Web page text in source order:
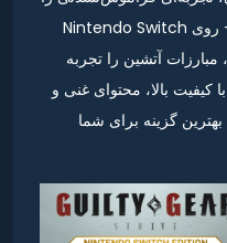
رقم می‌زند. Guilty Gear -Strive- روی Nintendo Switch
آتشین را تجربه
کیفیت بالا، محتوای غنی و
گزینه برای شما